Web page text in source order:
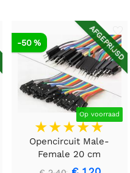
AFGEPRIJSD
Op voorraad
-50 %
Opencircuit Male-
Female 20 cm
bandkabel 40 stuks